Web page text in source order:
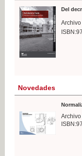
Del
Novedades